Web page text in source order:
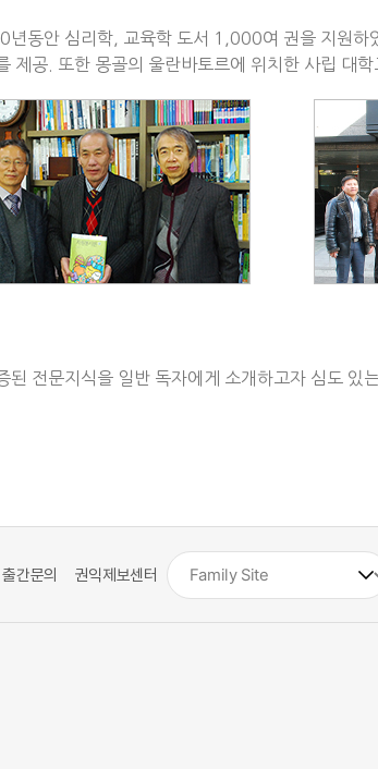
동안 심리학, 교육학 도서 1,000여 권을 지원하
제공. 또한 몽골의 울란바토르에 위치한 사립 대
전문지식을 일반 독자에게 소개하고자 심도 있
출간문의 권익제보센터